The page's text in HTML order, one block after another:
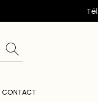
CONTACT